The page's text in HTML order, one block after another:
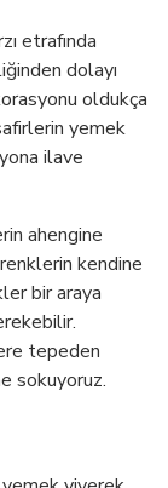
etrafında
dolayı
oldukça
yemek
ilave
ahengine
kendine
bir araya
tepeden
sokuyoruz.